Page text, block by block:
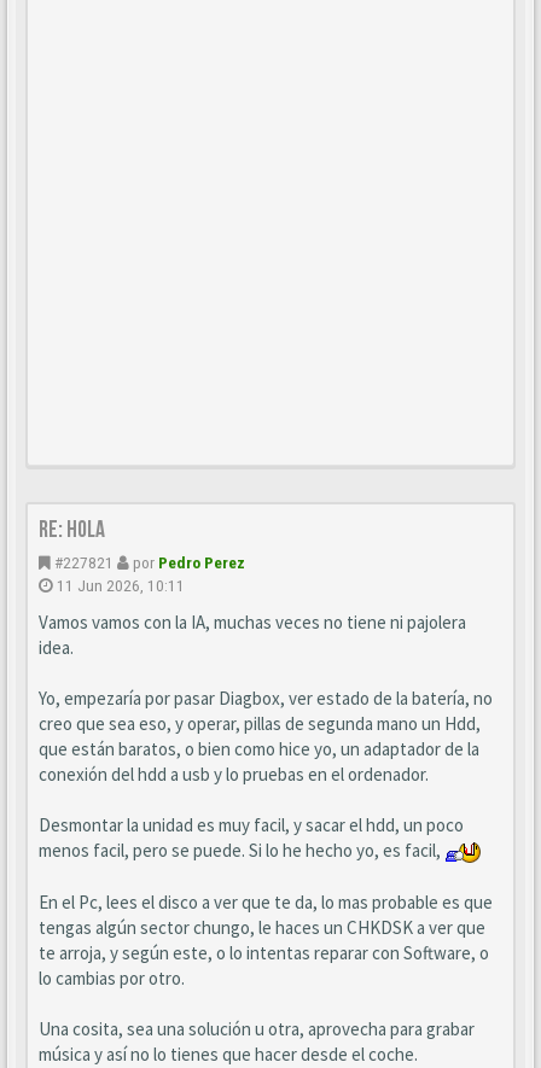
Re: Hola
#227821 por Pedro Perez
11 Jun 2026, 10:11
Vamos vamos con la IA, muchas veces no tiene ni pajolera
idea.
Yo, empezaría por pasar Diagbox, ver estado de la batería, no
creo que sea eso, y operar, pillas de segunda mano un Hdd,
que están baratos, o bien como hice yo, un adaptador de la
conexión del hdd a usb y lo pruebas en el ordenador.
Desmontar la unidad es muy facil, y sacar el hdd, un poco
menos facil, pero se puede. Si lo he hecho yo, es facil,
En el Pc, lees el disco a ver que te da, lo mas probable es que
tengas algún sector chungo, le haces un CHKDSK a ver que
te arroja, y según este, o lo intentas reparar con Software, o
lo cambias por otro.
Una cosita, sea una solución u otra, aprovecha para grabar
música y así no lo tienes que hacer desde el coche.